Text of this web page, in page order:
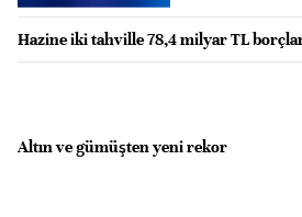
Hazine iki tahville 78,4 milyar TL
Altın ve gümüşten yeni rekor